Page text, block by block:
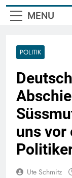
MENU
POLITIK
uns vor
Ute Schmitz